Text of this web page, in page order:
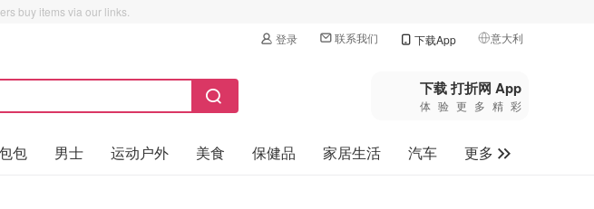
buy items via our links.
登录 联系我们 下载App 意大利
🇺🇸美国
🇨🇳中国
🇨🇦加拿大
下载 打折网 App
体验更多精彩
包 男士 运动户外 美食 保健品 家居生活 汽车
更多